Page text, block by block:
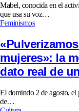
Mabel, conocida en el
que usa su voz…
Feminismos
mujeres»: la
dato real de
El domindo 2 de agosto, el
de…